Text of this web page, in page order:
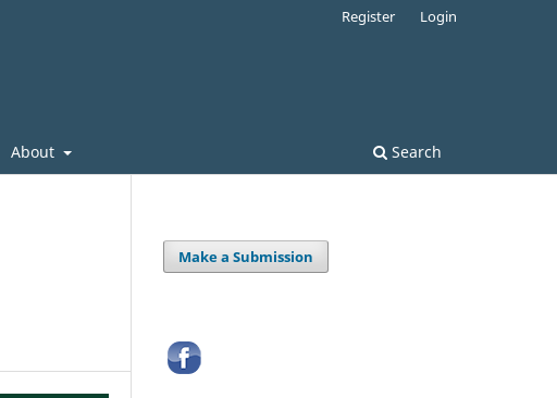
About Search
Register Login
Make a Submission